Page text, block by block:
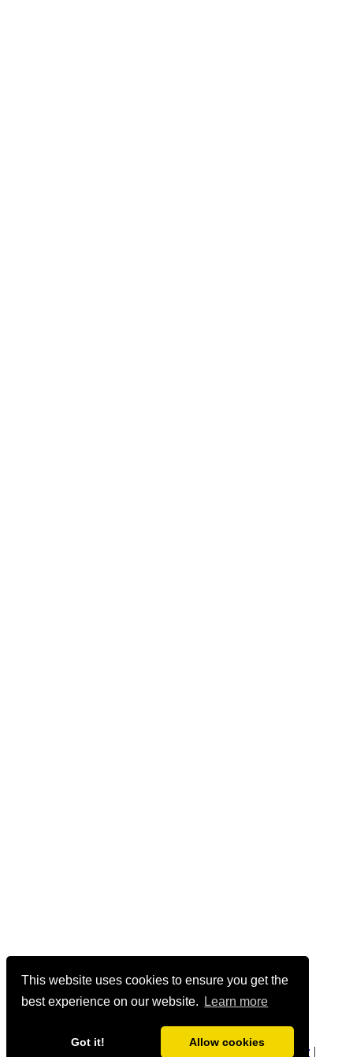
This website uses cookies to ensure you get the
best experience on our website.
Learn more
Got it! Allow cookies
Privacy |